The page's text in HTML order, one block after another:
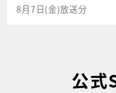
8月7日(金)放送分
公式